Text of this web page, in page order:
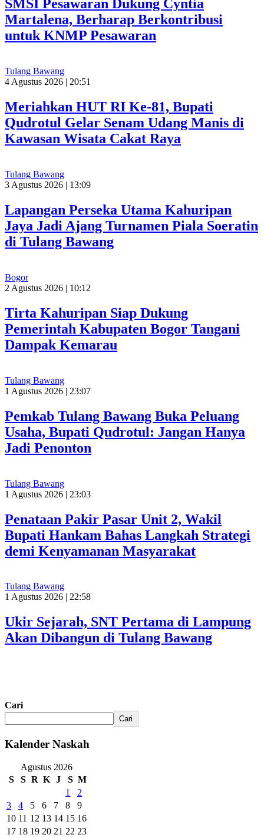
SMSI Pesawaran Dukung Cyntia
Martalena, Berharap Berkontribusi
untuk KNMP Pesawaran
Tulang Bawang
4 Agustus 2026 | 20:51
Meriahkan HUT RI Ke-81, Bupati
Qudrotul Gelar Senam Udang Manis di
Kawasan Wisata Cakat Raya
Tulang Bawang
3 Agustus 2026 | 13:09
Lapangan Perseka Utama Kahuripan
Jaya Jadi Ajang Turnamen Piala Soeratin
di Tulang Bawang
Bogor
2 Agustus 2026 | 10:12
Tirta Kahuripan Siap Dukung
Pemerintah Kabupaten Bogor Tangani
Dampak Kemarau
Tulang Bawang
1 Agustus 2026 | 23:07
Pemkab Tulang Bawang Buka Peluang
Usaha, Bupati Qudrotul: Jangan Hanya
Jadi Penonton
Tulang Bawang
1 Agustus 2026 | 23:03
Penataan Pakir Pasar Unit 2, Wakil
Bupati Hankam Bahas Langkah Strategi
demi Kenyamanan Masyarakat
Tulang Bawang
1 Agustus 2026 | 22:58
Ukir Sejarah, SNT Pertama di Lampung
Akan Dibangun di Tulang Bawang
Cari
Cari
Kalender Naskah
Agustus 2026
S
S R K J S M
1
2
3
4 5 6 7 8
9
10 11 12 13 14 15 16
17 18 19 20 21 22 23